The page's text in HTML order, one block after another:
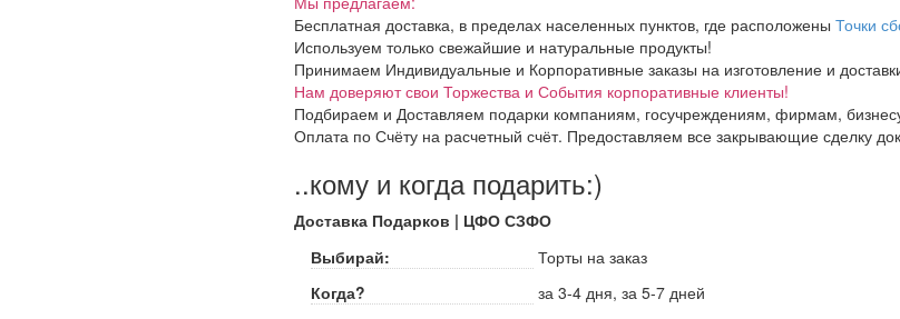
Бесплатная доставка, в пределах населенных пунктов, где расположены Точки
Используем только свежайшие и натуральные продукты!
Принимаем Индивидуальные и Корпоративные заказы на изготовление и
Нам доверяют свои Торжества и События корпоративные клиенты!
Подбираем и Доставляем подарки компаниям, госучреждениям, фирмам,
Оплата по Счёту на расчетный счёт. Предоставляем все закрывающие сделку
..кому и когда подарить:)
Доставка Подарков | ЦФО СЗФО
Выбирай:
Торты на заказ
Когда?
за 3-4 дня, за 5-7 дней